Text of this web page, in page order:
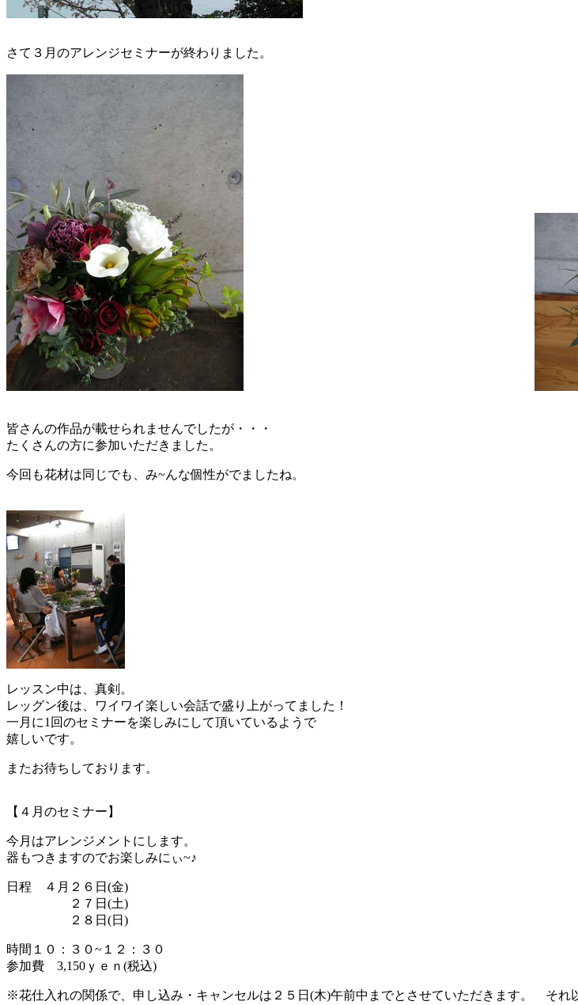
さて３月のアレンジセミナーが終わりました。
皆さんの作品が載せられませんでしたが・・・
たくさんの方に参加いただきました。
今回も花材は同じでも、み~んな個性がでましたね。
レッスン中は、真剣。
レッグン後は、ワイワイ楽しい会話で盛り上がってました！
一月に1回のセミナーを楽しみにして頂いているようで
嬉しいです。
またお待ちしております。
【４月のセミナー】
今月はアレンジメントにします。
器もつきますのでお楽しみにぃ~♪
日程 ４月２６日(金)
２７日(土)
２８日(日)
時間１０：３０~１２：３０
参加費 3,150ｙｅｎ(税込)
※花仕入れの関係で、申し込み・キャンセルは２５日(木)午前中までとさせていただきます。 そ